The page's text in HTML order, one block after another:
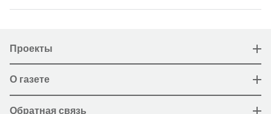
Проекты
О газете
Обратная связь